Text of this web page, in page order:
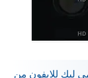
ليك للايفون من